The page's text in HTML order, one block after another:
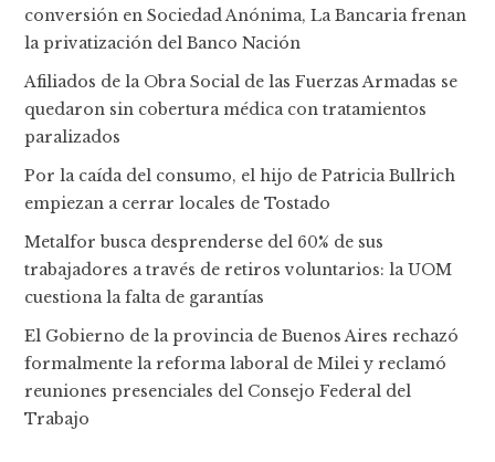
conversión en Sociedad Anónima, La Bancaria frenan
la privatización del Banco Nación
Afiliados de la Obra Social de las Fuerzas Armadas se
quedaron sin cobertura médica con tratamientos
paralizados
Por la caída del consumo, el hijo de Patricia Bullrich
empiezan a cerrar locales de Tostado
Metalfor busca desprenderse del 60% de sus
trabajadores a través de retiros voluntarios: la UOM
cuestiona la falta de garantías
El Gobierno de la provincia de Buenos Aires rechazó
formalmente la reforma laboral de Milei y reclamó
reuniones presenciales del Consejo Federal del
Trabajo